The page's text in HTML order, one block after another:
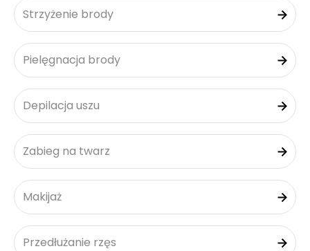
Strzyżenie brody
Pielęgnacja brody
Depilacja uszu
Zabieg na twarz
Makijaż
Przedłużanie rzęs